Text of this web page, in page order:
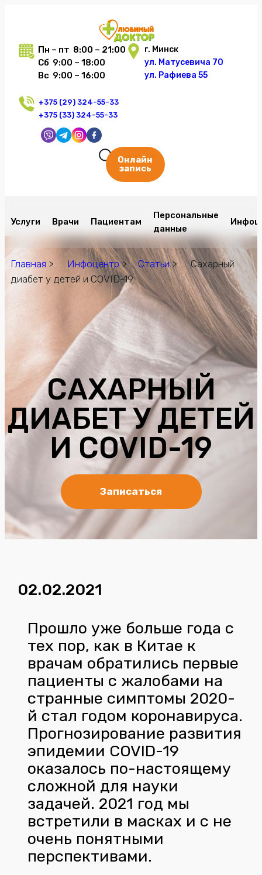
Пн – пт 8:00 – 21:00
Сб 9:00 – 18:00
Вс 9:00 – 16:00
г. Минск
ул. Матусевича 70
ул. Рафиева 55
+375 (29) 324-55-33
+375 (33) 324-55-33
Онлайн
запись
Услуги Врачи Пациентам
Персональные
данные
Главная > Инфоцентр>Статьи> Сахарный
диабет у детей и COVID-19
САХАРНЫЙ
ДИАБЕТ У ДЕТЕЙ
И COVID-19
Записаться
02.02.2021
Прошло уже больше года с
тех пор, как в Китае к
врачам обратились первые
пациенты с жалобами на
странные симптомы 2020-
й стал годом коронавируса.
Прогнозирование развития
эпидемии COVID-19
оказалось по-настоящему
сложной для науки
задачей. 2021 год мы
встретили в масках и с не
очень понятными
перспективами.